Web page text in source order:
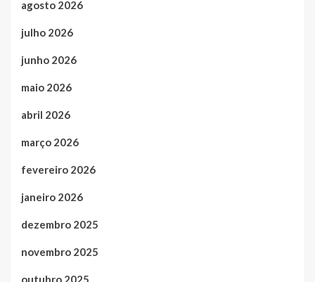
agosto 2026
julho 2026
junho 2026
maio 2026
abril 2026
março 2026
fevereiro 2026
janeiro 2026
dezembro 2025
novembro 2025
outubro 2025